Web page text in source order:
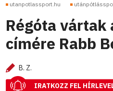
utanpotlassport.hu
Régóta vártak
címére Rabb
B. Z.
IRATKOZZ FEL